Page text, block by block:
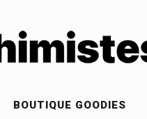
BOUTIQUE GOODIES